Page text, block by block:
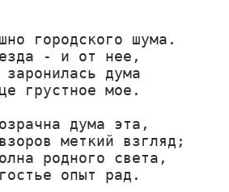
городского шума.
- и от нее,
дума
грустное мое.
дума эта,
меткий взгляд;
родного света,
опыт рад.